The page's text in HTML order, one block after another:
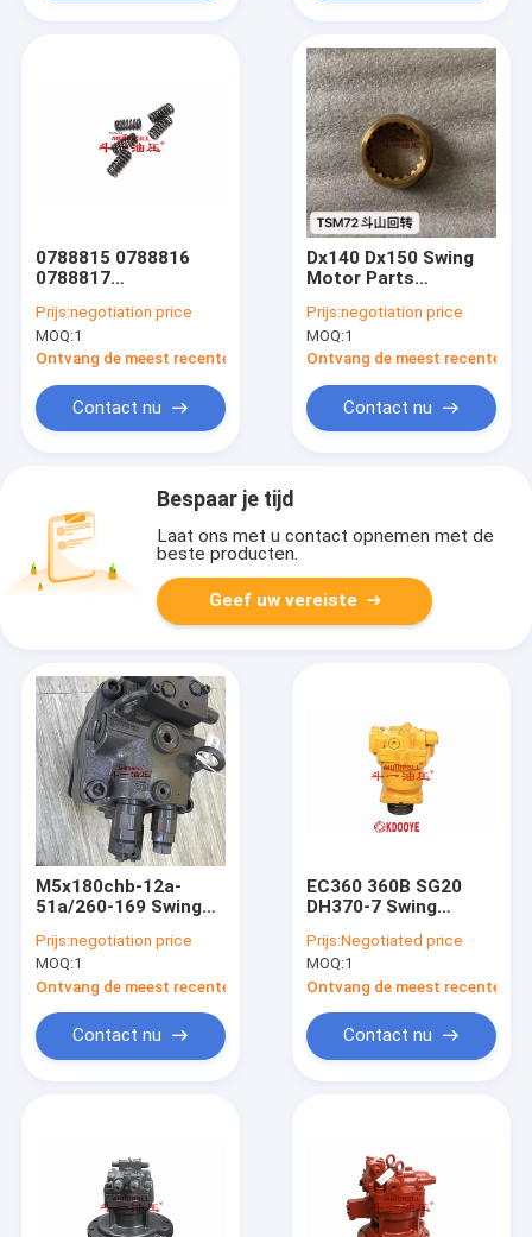
0788815 0788816
0788817
voor zx200 zx250
zx230-3 320c
Prijs:negotiation price
MOQ:1
Ontvang de meest recente Prijs
Contact nu
Dx140 Dx150 Swing
Motor Parts
K9001310 K9001303
Prijs:negotiation price
MOQ:1
Ontvang de meest recente
Contact nu
Bespaar je tijd
Laat ons met u contact opnemen met de
beste producten.
Geef uw vereiste
M5x180chb-12a-
51a/260-169 Swing
Tanden voor Clg925
Prijs:negotiation price
MOQ:1
Ontvang de meest recente Prijs
Contact nu
EC360 360B SG20
DH370-7 Swing
86KG Voor
graafmachine
Prijs:Negotiated price
MOQ:1
Ontvang de meest recente
Contact nu